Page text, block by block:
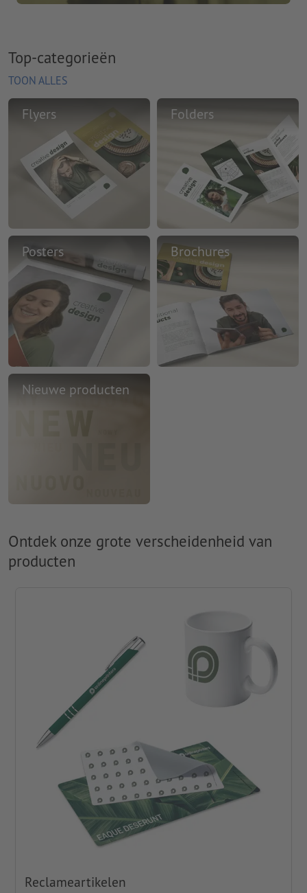
Top-categorieën
TOON ALLES
Flyers Folders
Posters Brochures
Nieuwe producten
Ontdek onze grote verscheidenheid van
producten
Reclameartikelen